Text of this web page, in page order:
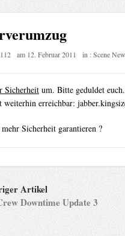
am 12. Februar 2011 in :Scene
Sicherheitum. Bitte geduldet euch.
weiterhin erreichbar:
Sicherheit garantieren ?
Artikel
Downtime Update 3